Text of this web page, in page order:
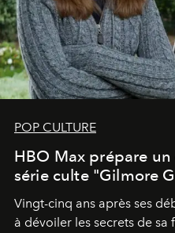
POP CULTURE
HBO Max prépare
série culte "Gilmore
Vingt-cinq ans après ses
à dévoiler les secrets de sa